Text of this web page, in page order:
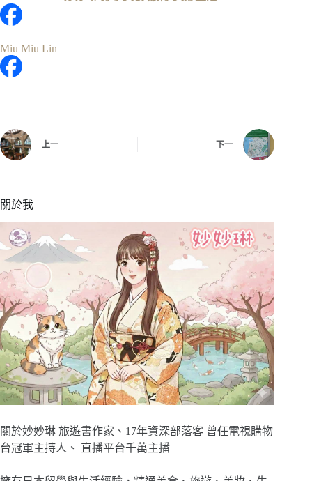
Miu Miu Lin
上一 下一
關於我
關於妙妙琳 旅遊書作家、17年資深部落客 曾任電視購物
台冠軍主持人、 直播平台千萬主播